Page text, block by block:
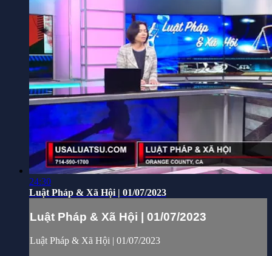
24:30
Luật Pháp & Xã Hội | 01/07/2023
Luật Pháp & Xã Hội | 01/07/2023
Luật Pháp & Xã Hội | 01/07/2023